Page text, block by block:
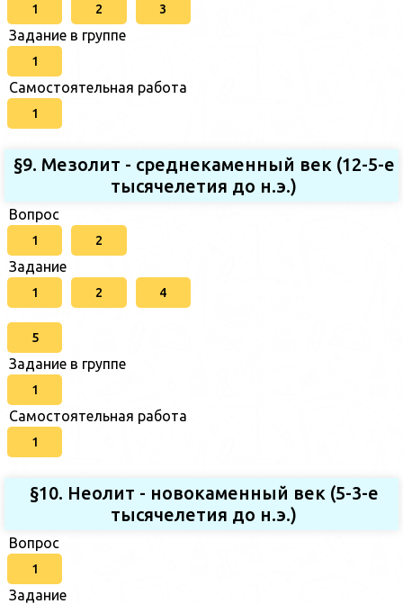
1 2 3
Задание в группе
1
Самостоятельная работа
1
§9. Мезолит - среднекаменный век (12-5-е
тысячелетия до н.э.)
Вопрос
1 2
Задание
1 2 4
5
Задание в группе
1
Самостоятельная работа
1
§10. Неолит - новокаменный век (5-3-е
тысячелетия до н.э.)
Вопрос
1
Задание